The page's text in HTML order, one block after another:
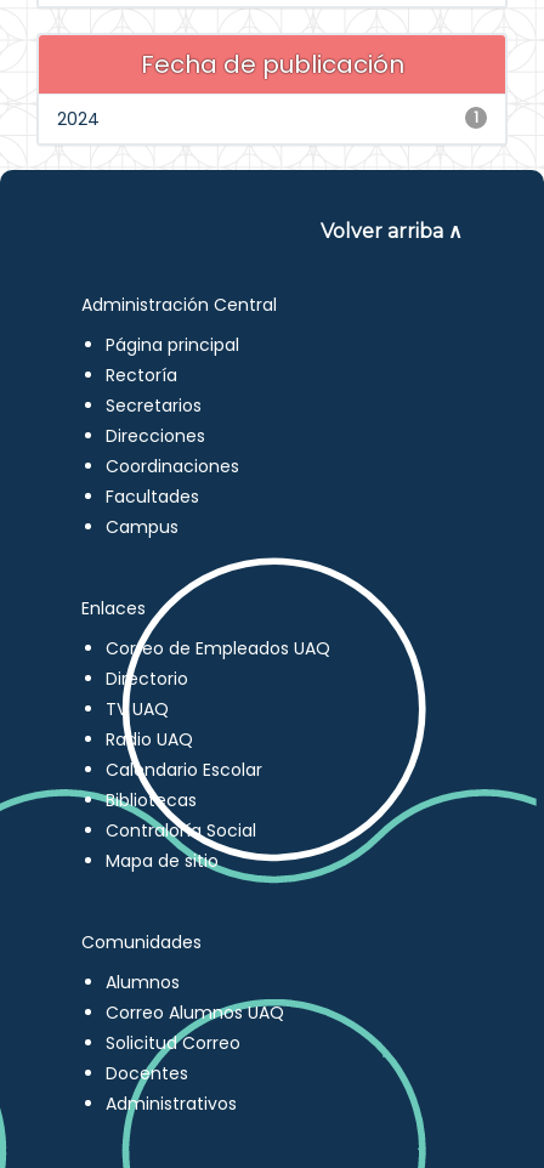
Fecha de publicación
1
2024
Volver arriba ∧
Administración Central
Página principal
Rectoría
Secretarios
Direcciones
Coordinaciones
Facultades
Campus
Enlaces
Correo de Empleados UAQ
Directorio
TV UAQ
Radio UAQ
Calendario Escolar
Bibliotecas
Contraloría Social
Mapa de sitio
Comunidades
Alumnos
Correo Alumnos UAQ
Solicitud Correo
Docentes
Administrativos